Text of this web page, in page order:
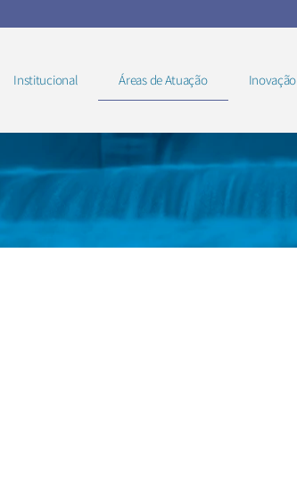
Institucional Áreas de Atuação Inovação